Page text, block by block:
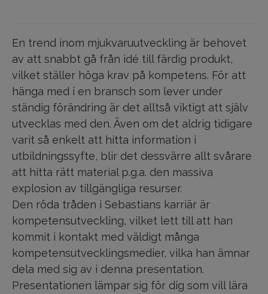
En trend inom mjukvaruutveckling är behovet
av att snabbt gå från idé till färdig produkt,
vilket ställer höga krav på kompetens. För att
hänga med i en bransch som lever under
ständig förändring är det alltså viktigt att själv
utvecklas med den. Även om det aldrig tidigare
varit så enkelt att hitta information i
utbildningssyfte, blir det dessvärre allt svårare
att hitta rätt material p.g.a. den massiva
explosion av tillgängliga resurser.
Den röda tråden i Sebastians karriär är
kompetensutveckling, vilket lett till att han
kommit i kontakt med väldigt många
kompetensutvecklingsmedier, vilka han ämnar
dela med sig av i denna presentation.
Presentationen lämpar sig för dig som vill lära